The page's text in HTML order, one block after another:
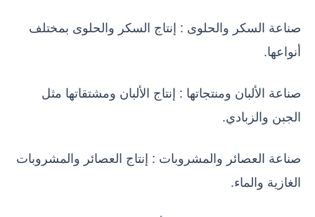
صناعة السكر والحلوى : إنتاج السكر والحلوى بمختلف
أنواعها.
صناعة الألبان ومنتجاتها : إنتاج الألبان ومشتقاتها مثل
الجبن والزبادي.
صناعة العصائر والمشروبات : إنتاج العصائر والمشروبات
الغازية والماء.